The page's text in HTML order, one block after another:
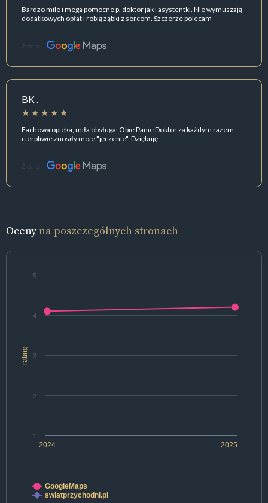
Bardzo mile i mega pomocne p. doktor jak i asystentki. NIe wymuszają
dodatkowych opłat i robią ząbki z sercem. Szczerze polecam
Źródło:
BK .
Fachowa opieka, miła obsługa. Obie Panie Doktor za każdym razem
cierpliwie znosiły moje "jęczenie". Dziękuję.
Źródło:
Ocenyna poszczególnych stronach
rating
2024 2025
1
2
3
4
5
GoogleMaps
swiatprzychodni.pl